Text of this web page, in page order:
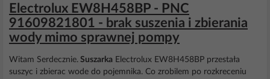
Electrolux EW8H458BP - PNC
91609821801 - brak suszenia i zbierania
wody mimo sprawnej pompy
Witam Serdecznie. Suszarka Electrolux EW8H458BP przestała
suszyc i zbierac wode do pojemnika. Co zrobilem po rozkreceniu